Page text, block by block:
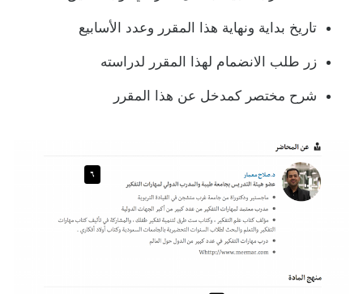
تاريخ بداية ونهاية هذا المقرر وعدد الأسابيع
زر طلب الانضمام لهذا المقرر لدراسته
شرح مختصر كمدخل عن هذا المقرر